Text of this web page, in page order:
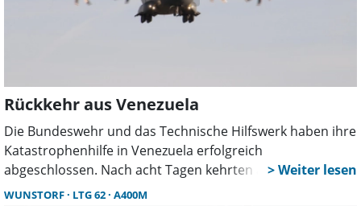
Rückkehr aus Venezuela
Die Bundeswehr und das Technische Hilfswerk haben ihre
Katastrophenhilfe in Venezuela erfolgreich
abgeschlossen. Nach acht Tagen kehrten alle Kräfte
wohlbehalten zurück. Auch Helfer aus Wunstorf waren an
WUNSTORF LTG 62 A400M